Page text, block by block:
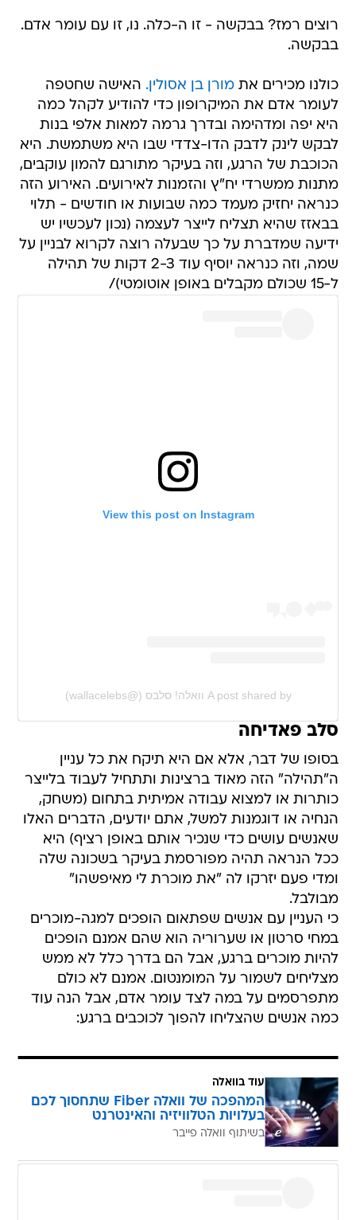
רוצים רמז? בבקשה - זו ה-כלה. נו, זו עם עומר אדם.
בבקשה.
כולנו מכירים אתמורן בן אסולין. האישה שחטפה
לעומר אדם את המיקרופון כדי להודיע לקהל כמה
היא יפה ומדהימה ובדרך גרמה למאות אלפי בנות
לבקש לינק לדבק הדו-צדדי שבו היא משתמשת. היא
הכוכבת של הרגע, וזה בעיקר מתורגם להמון עוקבים,
מתנות ממשרדי יח"ץ והזמנות לאירועים. האירוע הזה
כנראה יחזיק מעמד כמה שבועות או חודשים - תלוי
בבאזז שהיא תצליח לייצר לעצמה (נכון לעכשיו יש
ידיעה שמדברת על כך שבעלה רוצה לקרוא לבניין על
שמה, וזה כנראה יוסיף עוד 2-3 דקות של תהילה
ל-15 שכולם מקבלים באופן אוטומטי)/
View this post on Instagram
A post shared by וואלה! סלבס (@wallacelebs)
סלב פאדיחה
בסופו של דבר, אלא אם היא תיקח את כל עניין
ה"תהילה" הזה מאוד ברצינות ותתחיל לעבוד בלייצר
כותרות או למצוא עבודה אמיתית בתחום (משחק,
הנחיה או דוגמנות למשל, אתם יודעים, הדברים האלו
שאנשים עושים כדי שנכיר אותם באופן רציף) היא
ככל הנראה תהיה מפורסמת בעיקר בשכונה שלה
ומדי פעם יזרקו לה "את מוכרת לי מאיפשהו"
מבולבל.
כי העניין עם אנשים שפתאום הופכים למגה-מוכרים
במחי סרטון או שערוריה הוא שהם אמנם הופכים
להיות מוכרים ברגע, אבל הם בדרך כלל לא ממש
מצליחים לשמור על המומנטום. אמנם לא כולם
מתפרסמים על במה לצד עומר אדם, אבל הנה עוד
כמה אנשים שהצליחו להפוך לכוכבים ברגע:
עוד בוואלה
המהפכה של וואלה Fiber שתחסוך לכם
בעלויות הטלוויזיה והאינטרנט
בשיתוף וואלה פייבר